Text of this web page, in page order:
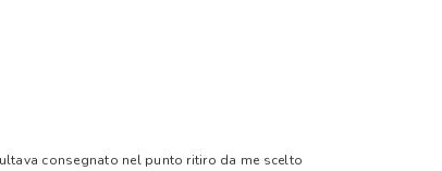
consegnato nel punto ritiro da me scelto